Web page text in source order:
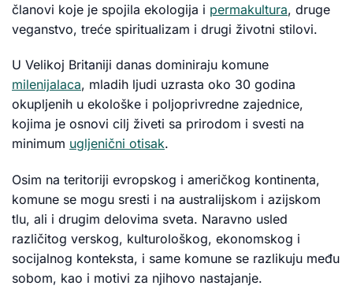
članovi koje je spojila ekologija i permakultura, druge
veganstvo, treće spiritualizam i drugi životni stilovi.
U Velikoj Britaniji danas dominiraju komune
milenijalaca, mladih ljudi uzrasta oko 30 godina
okupljenih u ekološke i poljoprivredne zajednice,
kojima je osnovi cilj živeti sa prirodom i svesti na
minimum ugljenični otisak.
Osim na teritoriji evropskog i američkog kontinenta,
komune se mogu sresti i na australijskom i azijskom
tlu, ali i drugim delovima sveta. Naravno usled
različitog verskog, kulturološkog, ekonomskog i
socijalnog konteksta, i same komune se razlikuju među
sobom, kao i motivi za njihovo nastajanje.